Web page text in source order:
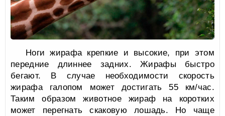
Ноги жирафа крепкие и высокие, при этом
передние длиннее задних. Жирафы быстро
бегают. В случае необходимости скорость
жирафа галопом может достигать 55 км/час.
Таким образом животное жираф на коротких
может перегнать скаковую лошадь. Но чаще